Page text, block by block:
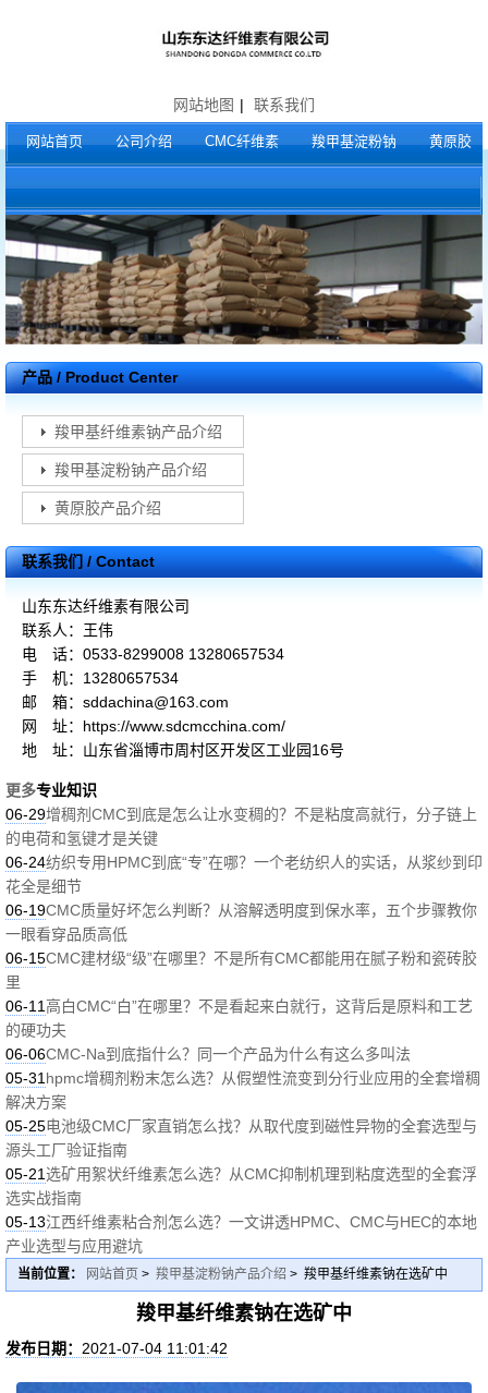
网站地图 | 联系我们
网站首页 公司介绍 CMC纤维素 羧甲基淀粉钠 黄原胶
产品 / Product Center
羧甲基纤维素钠产品介绍
羧甲基淀粉钠产品介绍
黄原胶产品介绍
联系我们 / Contact
山东东达纤维素有限公司
联系人：王伟
电 话：0533-8299008 13280657534
手 机：13280657534
邮 箱：sddachina@163.com
网 址：https://www.sdcmcchina.com/
地 址：山东省淄博市周村区开发区工业园16号
更多专业知识
06-29增稠剂CMC到底是怎么让水变稠的？不是粘度高就行，分子链上
的电荷和氢键才是关键
06-24纺织专用HPMC到底“专”在哪？一个老纺织人的实话，从浆纱到印
花全是细节
06-19CMC质量好坏怎么判断？从溶解透明度到保水率，五个步骤教你
一眼看穿品质高低
06-15CMC建材级“级”在哪里？不是所有CMC都能用在腻子粉和瓷砖胶
里
06-11高白CMC“白”在哪里？不是看起来白就行，这背后是原料和工艺
的硬功夫
06-06CMC-Na到底指什么？同一个产品为什么有这么多叫法
05-31 hpmc增稠剂粉末怎么选？从假塑性流变到分行业应用的全套增稠
解决方案
05-25电池级CMC厂家直销怎么找？从取代度到磁性异物的全套选型与
源头工厂验证指南
05-21选矿用絮状纤维素怎么选？从CMC抑制机理到粘度选型的全套浮
选实战指南
05-13江西纤维素粘合剂怎么选？一文讲透HPMC、CMC与HEC的本地
产业选型与应用避坑
当前位置： 网站首页 > 羧甲基淀粉钠产品介绍 > 羧甲基纤维素钠在选矿中
羧甲基纤维素钠在选矿中
发布日期： 2021-07-04 11:01:42